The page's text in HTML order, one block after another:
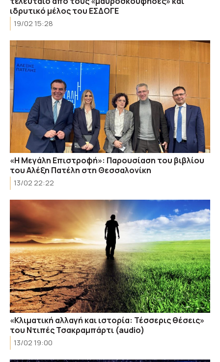
ιδρυτικό μέλος του ΕΣΔΟΓΕ
19/02 15:28
«Η Μεγάλη Επιστροφή»: Παρουσίαση του βιβλίου
του Αλέξη Πατέλη στη Θεσσαλονίκη
13/02 22:22
«Κλιματική αλλαγή και ιστορία: Τέσσερις θέσεις»
του Ντιπές Τσακραμπάρτι (audio)
13/02 19:00